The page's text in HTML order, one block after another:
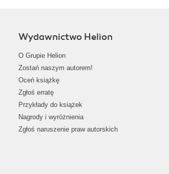
Wydawnictwo Helion
O Grupie Helion
Zostań naszym autorem!
Oceń książkę
Zgłoś erratę
Przykłady do książek
Nagrody i wyróżnienia
Zgłoś naruszenie praw autorskich